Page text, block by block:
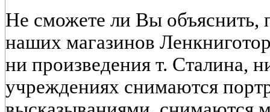
Не сможете ли Вы объяснить,
наших магазинов
ни произведения т. Сталина,
учреждениях снимаются